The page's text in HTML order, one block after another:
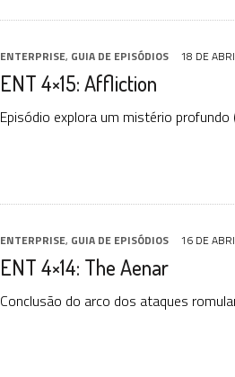
ENTERPRISE, GUIA DE EPISÓDIOS 18 DE
ENT 4×15: Affliction
Episódio explora um mistério
ENTERPRISE, GUIA DE EPISÓDIOS 16 DE
ENT 4×14: The Aenar
Conclusão do arco dos ataques